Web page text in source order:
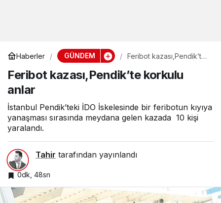
Haberler GÜNDEM
Feribot kazası,Pendik’te
Feribot kazası,Pendik’te korkulu
anlar
İstanbul Pendik’teki İDO İskelesinde bir feribotun kıyıya
yanaşması sırasında meydana gelen kazada 10 kişi
yaralandı.
Tahir tarafından yayınlandı
0dk, 48sn